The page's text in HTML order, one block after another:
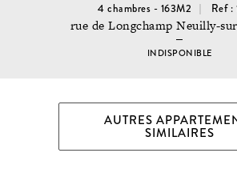
4 chambres - 163M2 Ref :
rue de Longchamp Neuilly-
INDISPONIBLE
AUTRES
SIMILAIRES